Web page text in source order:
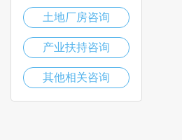
土地厂房咨询
产业扶持咨询
其他相关咨询